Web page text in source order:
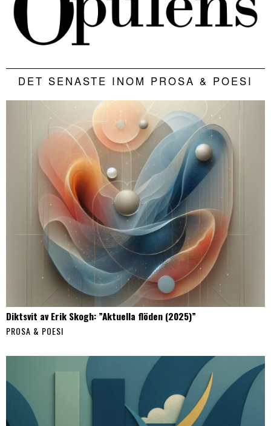
DET SENASTE INOM PROSA & POESI
Diktsvit av Erik Skogh: ”Aktuella flöden (2025)”
PROSA & POESI